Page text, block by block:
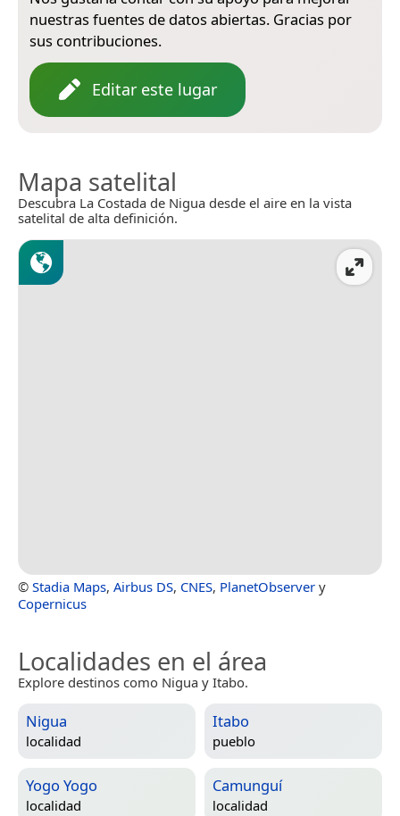
nuestras fuentes de datos abiertas. Gracias por
sus contribuciones.
Editar este lugar
Mapa satelital
Descubra La Costada de Nigua desde el aire en la vista
satelital de alta definición.
© Stadia Maps, Airbus DS, CNES, PlanetObserver y
Copernicus
Localidades en el área
Explore destinos como Nigua y Itabo.
Nigua
localidad
Itabo
pueblo
Yogo Yogo
localidad
Camunguí
localidad